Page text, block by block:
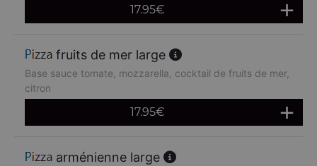
17.95€
fruits de mer large
Base sauce tomate, mozzarella, cocktail de fruits de mer,
citron
17.95€
arménienne large